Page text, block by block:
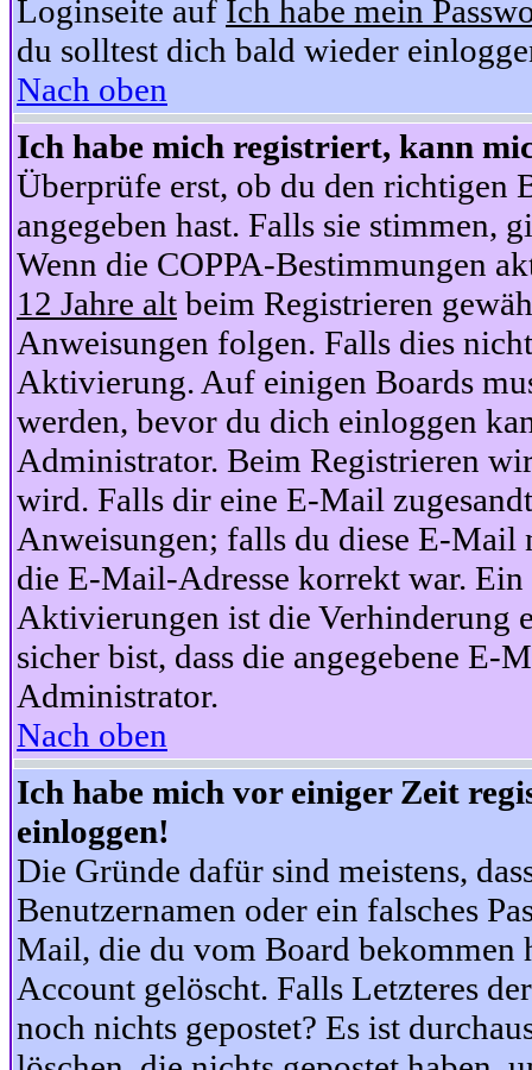
Loginseite auf Ich habe mein
du solltest dich bald wieder
Nach oben
Ich habe mich registriert, kann
Überprüfe erst, ob du den richtigen
angegeben hast. Falls sie stimmen,
Wenn die COPPA-Bestimmungen
12 Jahre alt beim Registrieren
Anweisungen folgen. Falls dies
Aktivierung. Auf einigen Boards
werden, bevor du dich einloggen
Administrator. Beim Registrieren
wird. Falls dir eine E-Mail
Anweisungen; falls du diese E-Mail
die E-Mail-Adresse korrekt war.
Aktivierungen ist die Verhinderung
sicher bist, dass die angegebene
Administrator.
Nach oben
Ich habe mich vor einiger Zeit
einloggen!
Die Gründe dafür sind meistens,
Benutzernamen oder ein falsches
Mail, die du vom Board bekommen
Account gelöscht. Falls Letzteres
noch nichts gepostet? Es ist